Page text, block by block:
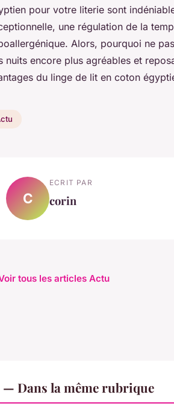
pour votre literie sont
une régulation de la
Alors, pourquoi ne
nuits encore plus agréables et
du linge de lit en coton
C
ECRIT PAR
corin
tous les articles Actu
— Dans la même rubrique